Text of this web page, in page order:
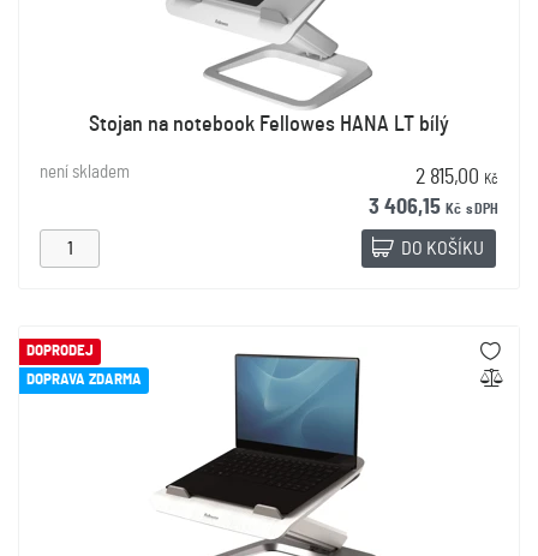
Stojan na notebook Fellowes HANA LT bílý
není skladem 2 815,00 Kč
3 406,15 Kč s DPH
DO KOŠÍKU
DOPRODEJ
DOPRAVA ZDARMA